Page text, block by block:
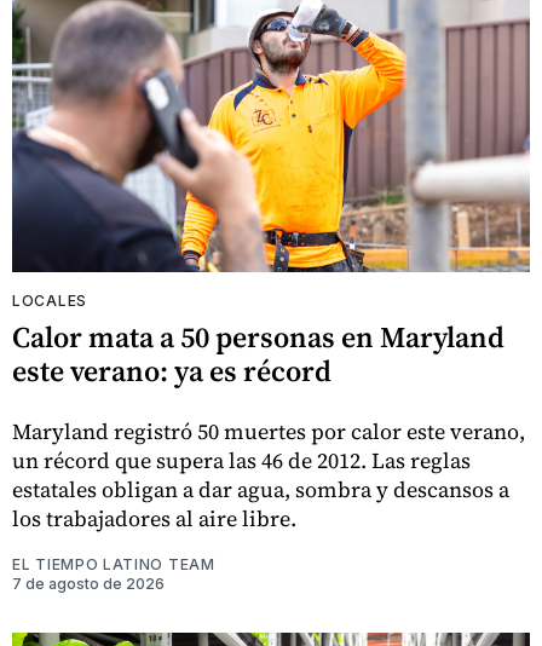
LOCALES
Calor mata a 50 personas en Maryland
este verano: ya es récord
Maryland registró 50 muertes por calor este verano,
un récord que supera las 46 de 2012. Las reglas
estatales obligan a dar agua, sombra y descansos a
los trabajadores al aire libre.
EL TIEMPO LATINO TEAM
7 de agosto de 2026